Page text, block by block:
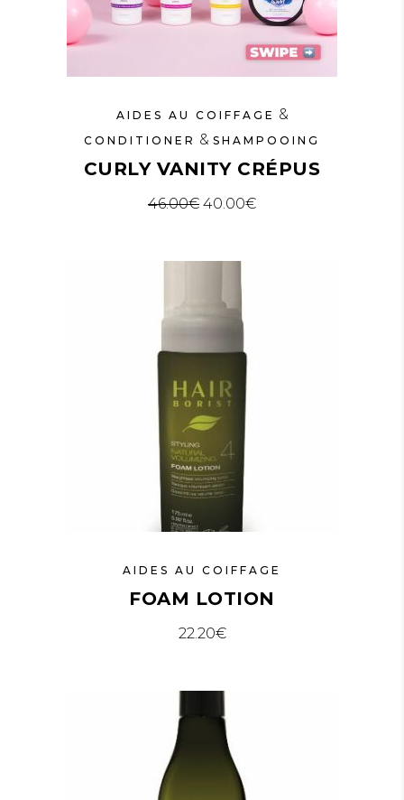
AIDES AU COIFFAGE &
CONDITIONER & SHAMPOOING
CURLY VANITY CRÉPUS
46.00€ Le prix initial était : 46.00€.
40.00€Le prix actuel est :
AIDES AU COIFFAGE
FOAM LOTION
22.20€